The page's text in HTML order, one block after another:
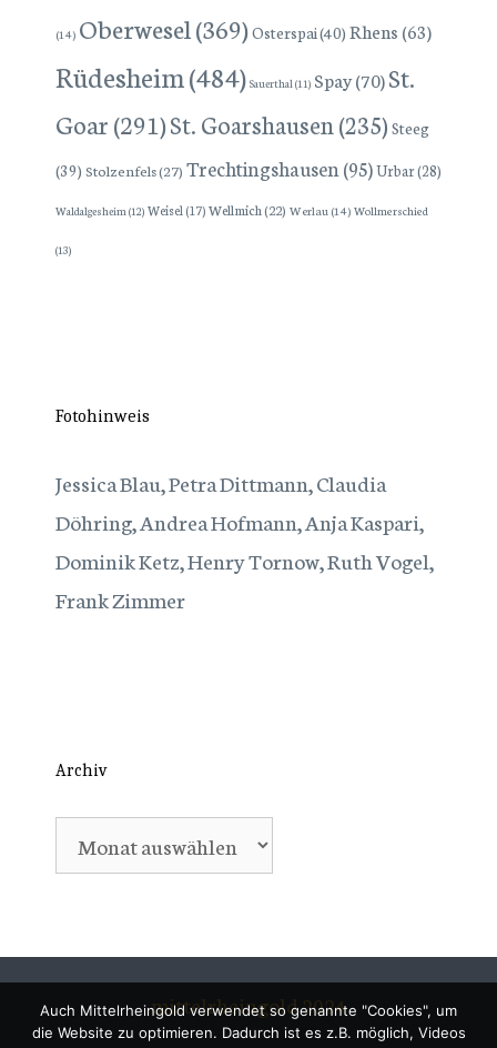
(14) Oberwesel(369)Osterspai(40) Rhens (63)
Rüdesheim(484) Sauerthal(11) Spay(70)St.
Goar(291)St. Goarshausen(235) Steeg
(39) Stolzenfels(27) Trechtingshausen(95)Urbar(28)
Waldalgesheim(12) Weisel (17)Wellmich (22) Werlau (14) Wollmerschied
(13)
Fotohinweis
Jessica Blau, Petra Dittmann, Claudia
Döhring, Andrea Hofmann, Anja Kaspari,
Dominik Ketz, Henry Tornow, Ruth Vogel,
Frank Zimmer
Archiv
Archiv
mittelrheingold 2024
Auch Mittelrheingold verwendet so genannte "Cookies", um
die Website zu optimieren. Dadurch ist es z.B. möglich, Videos